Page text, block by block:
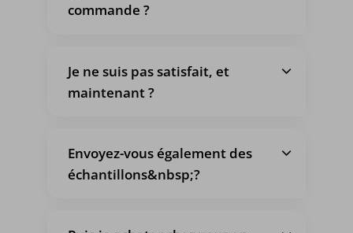
commande ?
Je ne suis pas satisfait, et
maintenant ?
Envoyez-vous également des
échantillons&nbsp;?